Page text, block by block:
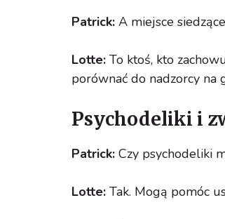
Patrick: A miejsce
Lotte: To ktoś, kto
porównać do nadzorcy na
Psychodeliki i
Patrick: Czy psychodeliki
Lotte: Tak. Mogą pomóc